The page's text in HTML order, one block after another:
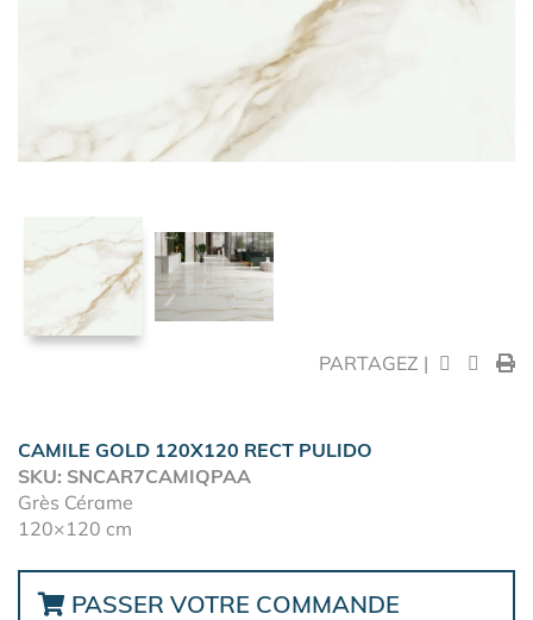
PARTAGEZ |
CAMILE GOLD 120X120 RECT PULIDO
SKU: SNCAR7CAMIQPAA
Grès Cérame
120×120 cm
PASSER VOTRE COMMANDE